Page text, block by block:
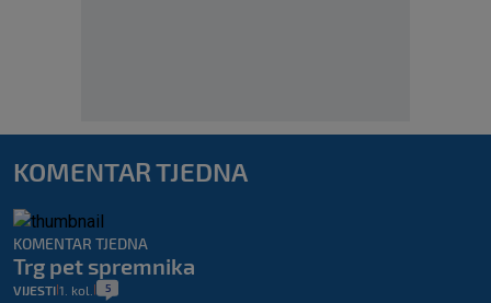
KOMENTAR TJEDNA
KOMENTAR TJEDNA
Trg pet spremnika
VIJESTI 1. kol. 5